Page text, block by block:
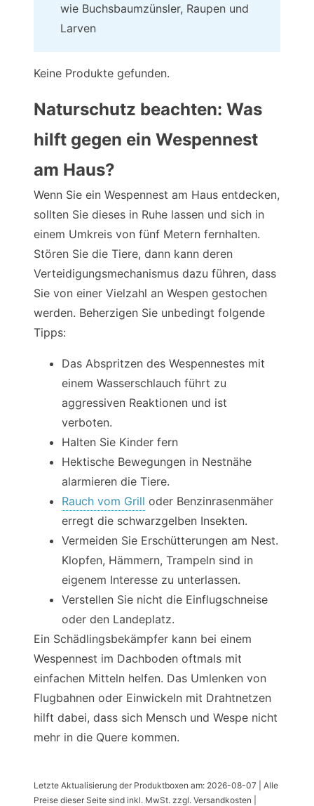
wie Buchsbaumzünsler, Raupen und
Larven
Keine Produkte gefunden.
Naturschutz beachten: Was
hilft gegen ein Wespennest
am Haus?
Wenn Sie ein Wespennest am Haus entdecken,
sollten Sie dieses in Ruhe lassen und sich in
einem Umkreis von fünf Metern fernhalten.
Stören Sie die Tiere, dann kann deren
Verteidigungsmechanismus dazu führen, dass
Sie von einer Vielzahl an Wespen gestochen
werden. Beherzigen Sie unbedingt folgende
Tipps:
Das Abspritzen des Wespennestes mit
einem Wasserschlauch führt zu
aggressiven Reaktionen und ist
verboten.
Halten Sie Kinder fern
Hektische Bewegungen in Nestnähe
alarmieren die Tiere.
Rauch vom Grill oder Benzinrasenmäher
erregt die schwarzgelben Insekten.
Vermeiden Sie Erschütterungen am Nest.
Klopfen, Hämmern, Trampeln sind in
eigenem Interesse zu unterlassen.
Verstellen Sie nicht die Einflugschneise
oder den Landeplatz.
Ein Schädlingsbekämpfer kann bei einem
Wespennest im Dachboden oftmals mit
einfachen Mitteln helfen. Das Umlenken von
Flugbahnen oder Einwickeln mit Drahtnetzen
hilft dabei, dass sich Mensch und Wespe nicht
mehr in die Quere kommen.
Letzte Aktualisierung der Produktboxen am: 2026-08-07 | Alle
Preise dieser Seite sind inkl. MwSt. zzgl. Versandkosten |